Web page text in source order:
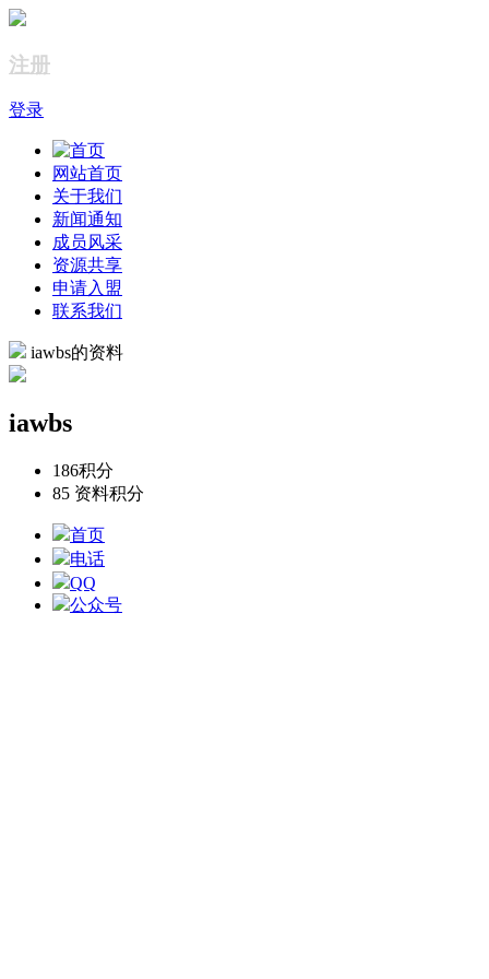
注册
登录
网站首页
关于我们
新闻通知
成员风采
资源共享
申请入盟
联系我们
iawbs的资料
iawbs
186积分
85 资料积分
首页
电话
QQ
公众号